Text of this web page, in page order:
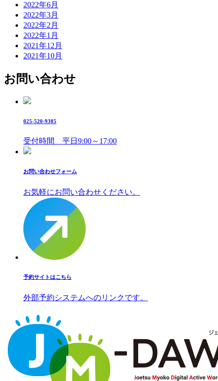
2022年6月
2022年3月
2022年2月
2022年1月
2021年12月
2021年10月
お問い合わせ
025-520-9305
受付時間 平日9:00～17:00
お問い合わせフォーム
お気軽にお問い合わせください。
予約サイトはこちら
外部予約システムへのリンクです。